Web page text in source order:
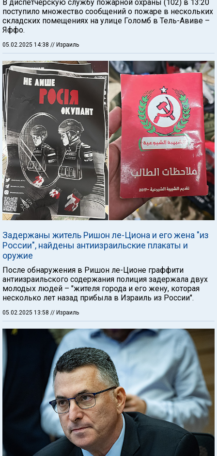
В диспетчерскую службу пожарной охраны (102) в 13:20
поступило множество сообщений о пожаре в нескольких
складских помещениях на улице Голомб в Тель-Авиве –
Яффо.
05.02.2025 14:38 // Израиль
Задержаны житель Ришон ле-Циона и его жена "из
России", найдены антиизраильские плакаты и
оружие
После обнаружения в Ришон ле-Ционе граффити
антиизраильского содержания полиция задержала двух
молодых людей – "жителя города и его жену, которая
несколько лет назад прибыла в Израиль из России".
05.02.2025 13:58 // Израиль